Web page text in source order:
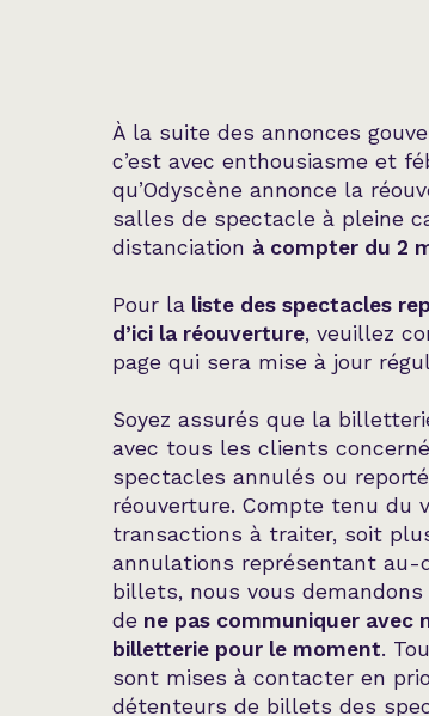
À la suite des annonces
c’est avec enthousiasme et
qu’Odyscène annonce la
salles de spectacle à pleine
distanciation à compter du 2
Pour la liste des spectacles
d’ici la réouverture, veuillez
page qui sera mise à jour
Soyez assurés que la
avec tous les clients
spectacles annulés ou
réouverture. Compte tenu du
transactions à traiter, soit
annulations représentant au-
billets, nous vous
de ne pas communiquer avec
billetterie pour le moment.
sont mises à contacter en
détenteurs de billets des